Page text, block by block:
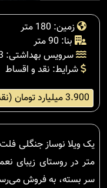
زمین: 180 متر
بنا: 90 متر
سرویس بهداشتی: 3
شرایط: نقد و اقساط
3.900 میلیارد تومان (نقد و اقساط)
متر در روستای زیبای
سر بسته، به فروش